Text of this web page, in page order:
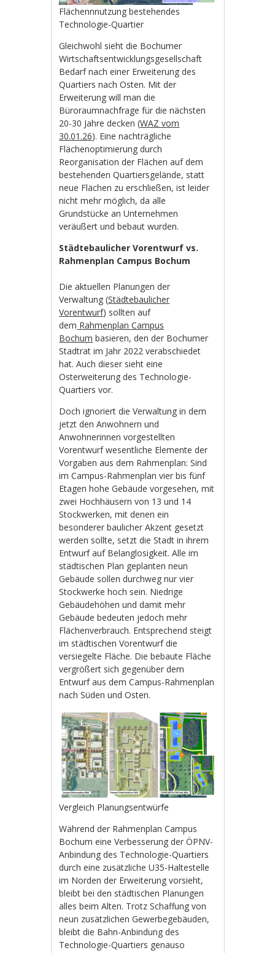
Flächennnutzung bestehendes
Technologie-Quartier
Gleichwohl sieht die Bochumer
Wirtschaftsentwicklungsgesellschaft
Bedarf nach einer Erweiterung des
Quartiers nach Osten. Mit der
Erweiterung will man die
Büroraumnachfrage für die nächsten
20-30 Jahre decken (WAZ vom
30.01.26). Eine nachträgliche
Flächenoptimierung durch
Reorganisation der Flächen auf dem
bestehenden Quartiersgelände, statt
neue Flächen zu erschließen, ist leider
nicht mehr möglich, da alle
Grundstücke an Unternehmen
veräußert und bebaut wurden.
Städtebaulicher Vorentwurf vs.
Rahmenplan Campus Bochum
Die aktuellen Planungen der
Verwaltung (Städtebaulicher
Vorentwurf) sollten auf
dem Rahmenplan Campus
Bochum basieren, den der Bochumer
Stadtrat im Jahr 2022 verabschiedet
hat. Auch dieser sieht eine
Osterweiterung des Technologie-
Quartiers vor.
Doch ignoriert die Verwaltung in dem
jetzt den Anwohnern und
Anwohnerinnen vorgestellten
Vorentwurf wesentliche Elemente der
Vorgaben aus dem Rahmenplan: Sind
im Campus-Rahmenplan vier bis fünf
Etagen hohe Gebäude vorgesehen, mit
zwei Hochhäusern von 13 und 14
Stockwerken, mit denen ein
besonderer baulicher Akzent gesetzt
werden sollte, setzt die Stadt in ihrem
Entwurf auf Belanglosigkeit. Alle im
städtischen Plan geplanten neun
Gebäude sollen durchweg nur vier
Stockwerke hoch sein. Niedrige
Gebäudehöhen und damit mehr
Gebäude bedeuten jedoch mehr
Flächenverbrauch. Entsprechend steigt
im städtischen Vorentwurf die
versiegelte Fläche. Die bebaute Fläche
vergrößert sich gegenüber dem
Entwurf aus dem Campus-Rahmenplan
nach Süden und Osten.
Vergleich Planungsentwürfe
Während der Rahmenplan Campus
Bochum eine Verbesserung der ÖPNV-
Anbindung des Technologie-Quartiers
durch eine zusätzliche U35-Haltestelle
im Norden der Erweiterung vorsieht,
bleibt bei den städtischen Planungen
alles beim Alten. Trotz Schaffung von
neun zusätzlichen Gewerbegebäuden,
bleibt die Bahn-Anbindung des
Technologie-Quartiers genauso